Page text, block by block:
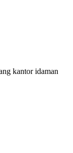
kantor idaman